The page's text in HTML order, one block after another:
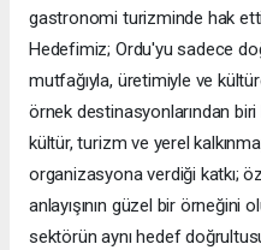
gastronomi turizminde hak
Hedefimiz; Ordu'yu sadece
mutfağıyla, üretimiyle ve
örnek destinasyonlarından biri
kültür, turizm ve yerel
organizasyona verdiği katkı;
anlayışının güzel bir örneğini
sektörün aynı hedef